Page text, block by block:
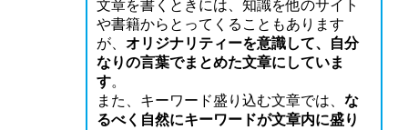
文章を書くときには、知識を他のサイト
や書籍からとってくることもあります
が、 オリジナリティーを意識して、自分
なりの言葉でまとめた文章にしていま
す。
また、キーワード盛り込む文章では、 な
るべく自然にキーワードが文章内に盛り